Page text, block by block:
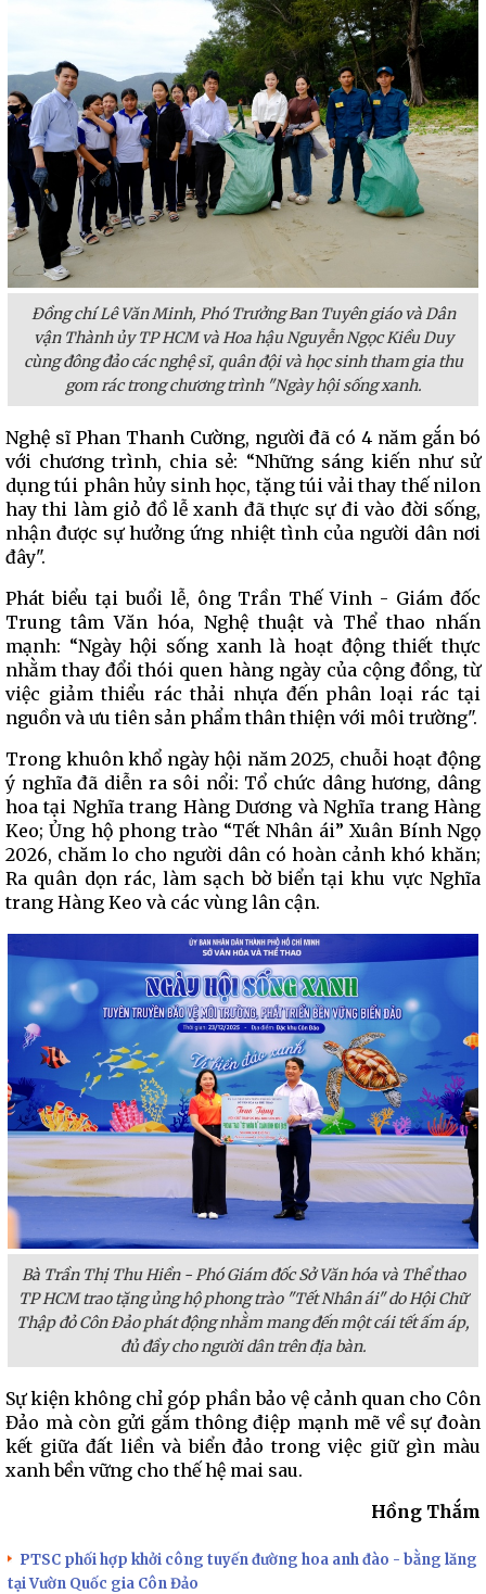
Đồng chí Lê Văn Minh, Phó Trưởng Ban Tuyên giáo và Dân
vận Thành ủy TP HCM và Hoa hậu Nguyễn Ngọc Kiều Duy
cùng đông đảo các nghệ sĩ, quân đội và học sinh tham gia thu
gom rác trong chương trình "Ngày hội sống xanh.
Nghệ sĩ Phan Thanh Cường, người đã có 4 năm gắn bó
với chương trình, chia sẻ: “Những sáng kiến như sử
dụng túi phân hủy sinh học, tặng túi vải thay thế nilon
hay thi làm giỏ đồ lễ xanh đã thực sự đi vào đời sống,
nhận được sự hưởng ứng nhiệt tình của người dân nơi
đây".
Phát biểu tại buổi lễ, ông Trần Thế Vinh - Giám đốc
Trung tâm Văn hóa, Nghệ thuật và Thể thao nhấn
mạnh: “Ngày hội sống xanh là hoạt động thiết thực
nhằm thay đổi thói quen hàng ngày của cộng đồng, từ
việc giảm thiểu rác thải nhựa đến phân loại rác tại
nguồn và ưu tiên sản phẩm thân thiện với môi trường".
Trong khuôn khổ ngày hội năm 2025, chuỗi hoạt động
ý nghĩa đã diễn ra sôi nổi: Tổ chức dâng hương, dâng
hoa tại Nghĩa trang Hàng Dương và Nghĩa trang Hàng
Keo; Ủng hộ phong trào “Tết Nhân ái” Xuân Bính Ngọ
2026, chăm lo cho người dân có hoàn cảnh khó khăn;
Ra quân dọn rác, làm sạch bờ biển tại khu vực Nghĩa
trang Hàng Keo và các vùng lân cận.
Bà Trần Thị Thu Hiền - Phó Giám đốc Sở Văn hóa và Thể thao
TP HCM trao tặng ủng hộ phong trào "Tết Nhân ái" do Hội Chữ
Thập đỏ Côn Đảo phát động nhằm mang đến một cái tết ấm áp,
đủ đầy cho người dân trên địa bàn.
Sự kiện không chỉ góp phần bảo vệ cảnh quan cho Côn
Đảo mà còn gửi gắm thông điệp mạnh mẽ về sự đoàn
kết giữa đất liền và biển đảo trong việc giữ gìn màu
xanh bền vững cho thế hệ mai sau.
Hồng Thắm
PTSC phối hợp khởi công tuyến đường hoa anh đào - bằng lăng
tại Vườn Quốc gia Côn Đảo